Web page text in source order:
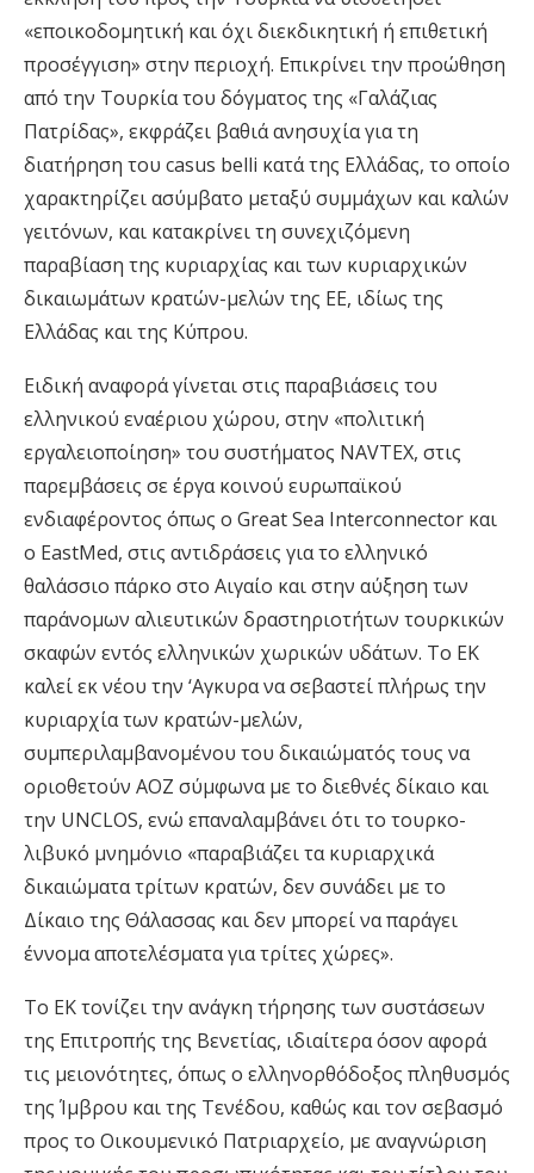
«εποικοδομητική και όχι διεκδικητική ή επιθετική
προσέγγιση» στην περιοχή. Επικρίνει την προώθηση
από την Τουρκία του δόγματος της «Γαλάζιας
Πατρίδας», εκφράζει βαθιά ανησυχία για τη
διατήρηση του casus belli κατά της Ελλάδας, το οποίο
χαρακτηρίζει ασύμβατο μεταξύ συμμάχων και καλών
γειτόνων, και κατακρίνει τη συνεχιζόμενη
παραβίαση της κυριαρχίας και των κυριαρχικών
δικαιωμάτων κρατών-μελών της ΕΕ, ιδίως της
Ελλάδας και της Κύπρου.
Ειδική αναφορά γίνεται στις παραβιάσεις του
ελληνικού εναέριου χώρου, στην «πολιτική
εργαλειοποίηση» του συστήματος NAVTEX, στις
παρεμβάσεις σε έργα κοινού ευρωπαϊκού
ενδιαφέροντος όπως ο Great Sea Interconnector και
ο EastMed, στις αντιδράσεις για το ελληνικό
θαλάσσιο πάρκο στο Αιγαίο και στην αύξηση των
παράνομων αλιευτικών δραστηριοτήτων τουρκικών
σκαφών εντός ελληνικών χωρικών υδάτων. Το ΕΚ
καλεί εκ νέου την ‘Αγκυρα να σεβαστεί πλήρως την
κυριαρχία των κρατών-μελών,
συμπεριλαμβανομένου του δικαιώματός τους να
οριοθετούν ΑΟΖ σύμφωνα με το διεθνές δίκαιο και
την UNCLOS, ενώ επαναλαμβάνει ότι το τουρκο-
λιβυκό μνημόνιο «παραβιάζει τα κυριαρχικά
δικαιώματα τρίτων κρατών, δεν συνάδει με το
Δίκαιο της Θάλασσας και δεν μπορεί να παράγει
έννομα αποτελέσματα για τρίτες χώρες».
Το ΕΚ τονίζει την ανάγκη τήρησης των συστάσεων
της Επιτροπής της Βενετίας, ιδιαίτερα όσον αφορά
τις μειονότητες, όπως ο ελληνορθόδοξος πληθυσμός
της Ίμβρου και της Τενέδου, καθώς και τον σεβασμό
προς το Οικουμενικό Πατριαρχείο, με αναγνώριση